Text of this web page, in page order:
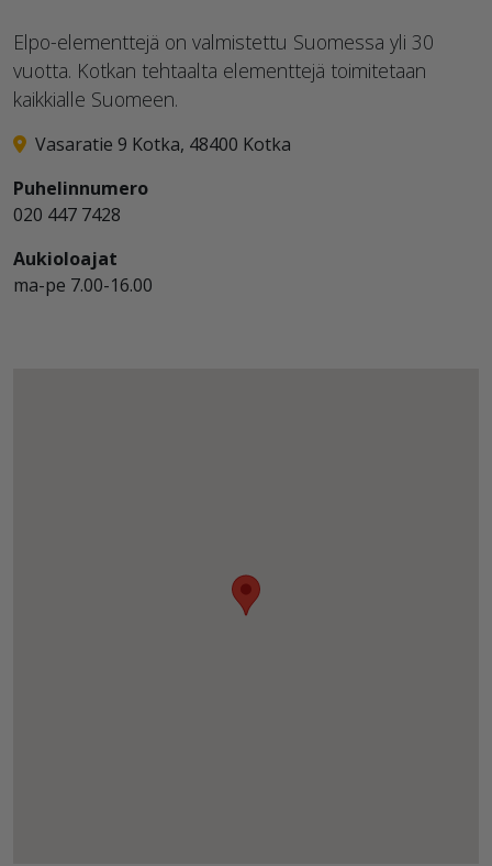
Elpo-elementtejä on valmistettu Suomessa yli 30
vuotta. Kotkan tehtaalta elementtejä toimitetaan
kaikkialle Suomeen.
Vasaratie 9 Kotka, 48400 Kotka
Puhelinnumero
020 447 7428
Aukioloajat
ma-pe 7.00-16.00